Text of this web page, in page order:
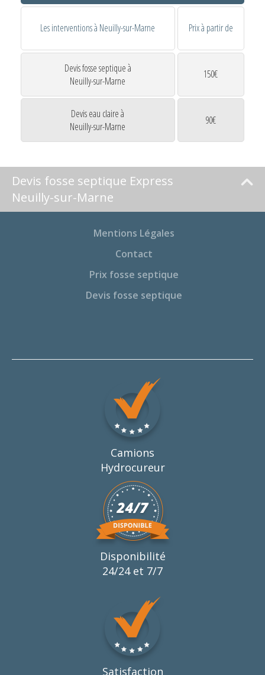
Les interventions à Neuilly-sur-Marne Prix à partir de
Devis fosse septique à
Neuilly-sur-Marne
150€
Devis eau claire à
Neuilly-sur-Marne
90€
Devis fosse septique Express
Neuilly-sur-Marne
Mentions Légales
Contact
Prix fosse septique
Devis fosse septique
Camions
Hydrocureur
Disponibilité
24/24 et 7/7
Satisfaction